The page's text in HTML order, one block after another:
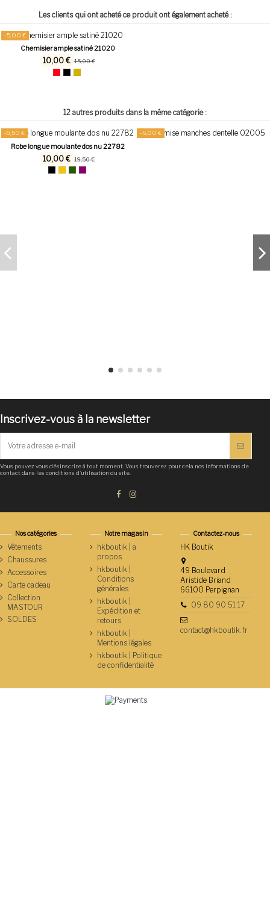
Les clients qui ont acheté ce produit ont également acheté :
-5,00 €
Chemisier ample satiné 21020
10,00 € 15,00 €
12 autres produits dans la même catégorie :
-9,50 €
Robe longue moulante dos nu 22782
10,00 € 19,50 €
-6,00 €
Inscrivez-vous à la newsletter
Vous pouvez vous désinscrire à tout moment. Vous trouverez pour cela nos informations de
contact dans les conditions d'utilisation du site.
Nos catégories
Vêtements
Chaussures
Accessoires
Carte cadeau
Collection
MASTOUR
SOLDES
Notre magasin
hkboutik | a
propos
hkboutik |
Conditions
générales
hkboutik |
Expédition et
retours
hkboutik |
Mentions légales
hkboutik | Politique
de confidentialité
Contactez-nous
HK Boutik
49 Boulevard
Aristide Briand
66100 Perpignan
09 80 90 51 17
contact@hkboutik.fr